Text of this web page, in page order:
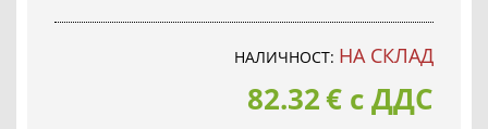
НАЛИЧНОСТ: НА СКЛАД
82.32€ с ДДС